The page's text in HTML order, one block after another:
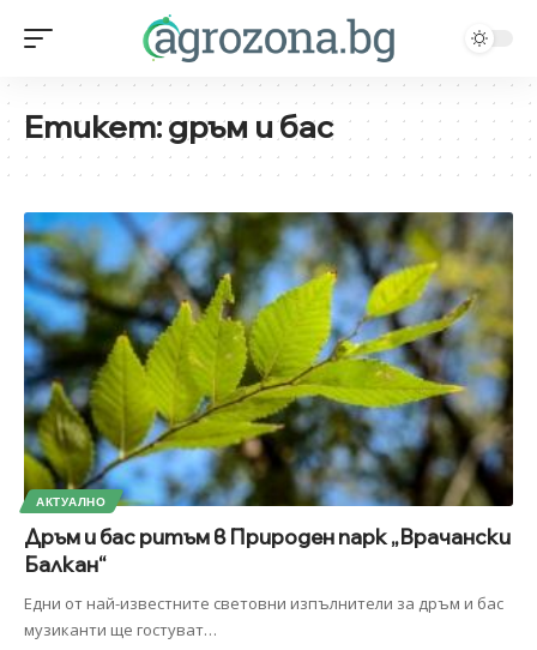
Етикет:дръм и бас
АКТУАЛНО
Дръм и бас ритъм в Природен парк „Врачански
Балкан“
Едни от най-известните световни изпълнители за дръм и бас
музиканти ще гостуват…